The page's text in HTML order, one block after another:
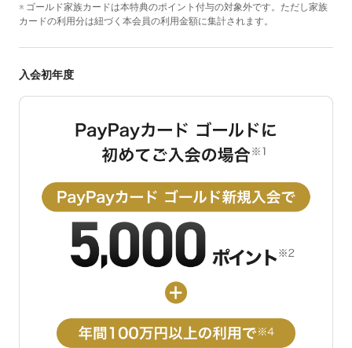
※ ゴールド家族カードは本特典のポイント付与の対象外です。ただし家族
カードの利用分は紐づく本会員の利用金額に集計されます。
入会初年度